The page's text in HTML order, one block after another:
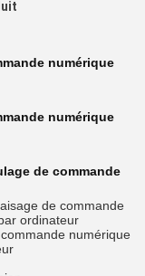
numérique
numérique
de commande
de commande
ordinateur
numérique